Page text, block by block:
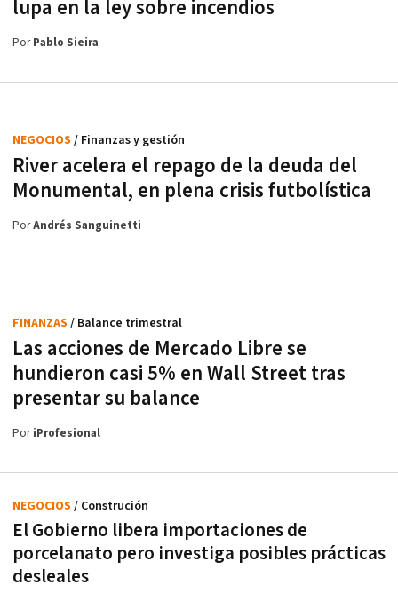
lupa en la ley sobre incendios
PorPablo Sieira
River acelera el repago de la deuda del
Monumental, en plena crisis futbolística
NEGOCIOS / Finanzas y gestión
PorAndrés Sanguinetti
Las acciones de Mercado Libre se
hundieron casi 5% en Wall Street tras
presentar su balance
FINANZAS / Balance trimestral
PoriProfesional
El Gobierno libera importaciones de
porcelanato pero investiga posibles prácticas
desleales
NEGOCIOS / Construción